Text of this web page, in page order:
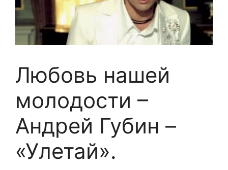
Любовь нашей
молодости –
Андрей Губин –
«Улетай».